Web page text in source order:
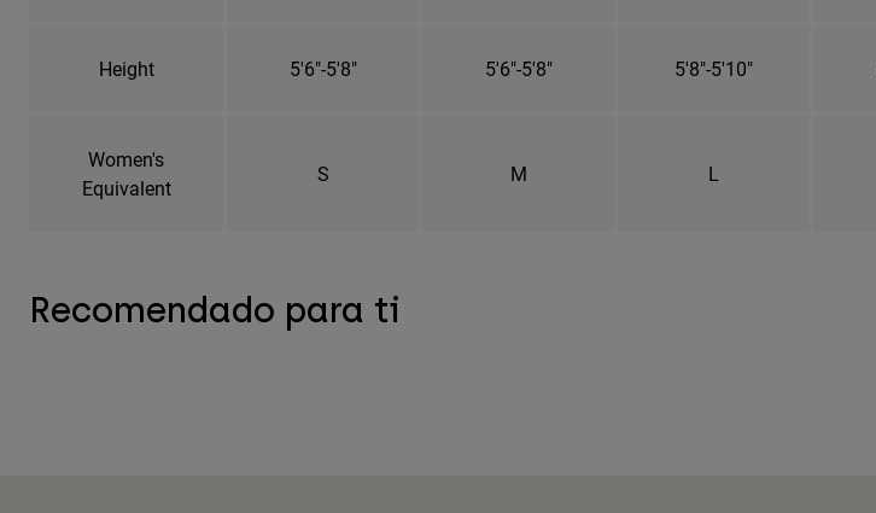
Height 5'6"-5'8" 5'6"-5'8" 5'8"-5'10"
Women's
Equivalent
S M L
Recomendado para ti